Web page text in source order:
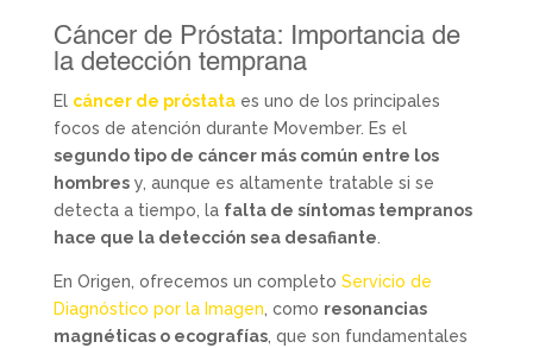
Cáncer de Próstata: Importancia de
la detección temprana
El cáncer de próstataes uno de los principales
focos de atención durante Movember. Es el
segundo tipo de cáncer más común entre los
hombresy, aunque es altamente tratable si se
detecta a tiempo, la falta de síntomas tempranos
hace que la detección sea desafiante
En Origen, ofrecemos un completo Servicio de
Diagnóstico por la Imagen , como resonancias
magnéticas o ecografías, que son fundamentales